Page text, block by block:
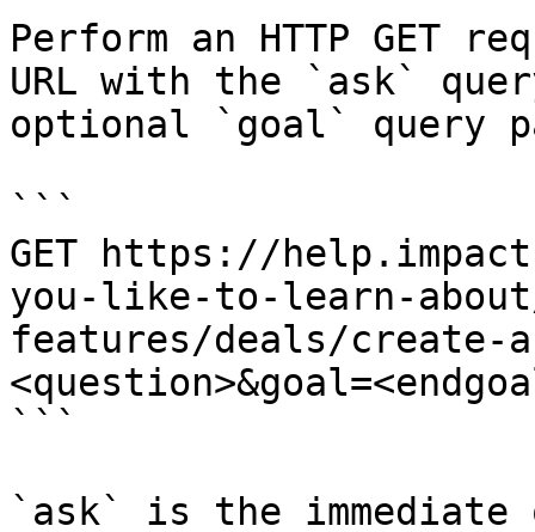
Perform an HTTP GET
URL with the `ask`
optional `goal` query
```
GET https://
you-like-to-learn-
features/deals/create-
```
`ask` is the